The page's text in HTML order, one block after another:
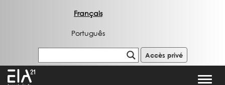
Français
Português
Accès privé